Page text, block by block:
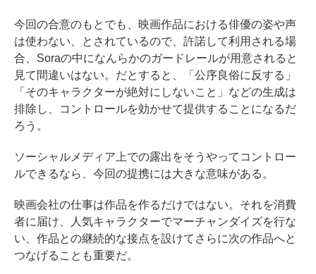
今回の合意のもとでも、映画作品における俳優の姿や声
は使わない、とされているので、許諾して利用される場
合、Soraの中になんらかのガードレールが用意されると
見て間違いはない。だとすると、「公序良俗に反する」
「そのキャラクターが絶対にしないこと」などの生成は
排除し、コントロールを効かせて提供することになるだ
ろう。
ソーシャルメディア上での露出をそうやってコントロー
ルできるなら、今回の提携には大きな意味がある。
映画会社の仕事は作品を作るだけではない。それを消費
者に届け、人気キャラクターでマーチャンダイズを行な
い、作品との継続的な接点を設けてさらに次の作品へと
つなげることも重要だ。